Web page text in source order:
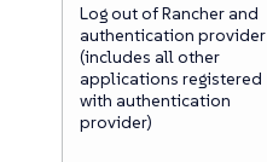
Log out of Rancher and
authentication provider
(includes all other
applications registered
with authentication
provider)